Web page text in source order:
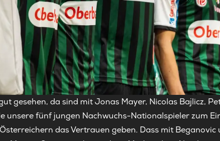
gesehen, da sind mit Jonas Mayer, Nicolas Bajlicz,
unsere fünf jungen Nachwuchs-Nationalspieler zum
das Vertrauen geben. Dass mit Beganovic